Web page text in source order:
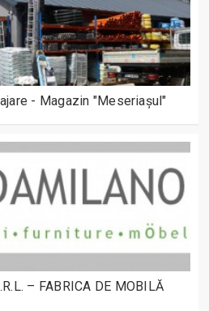
- Magazin "Meseriașul"
– FABRICA DE MOBILĂ